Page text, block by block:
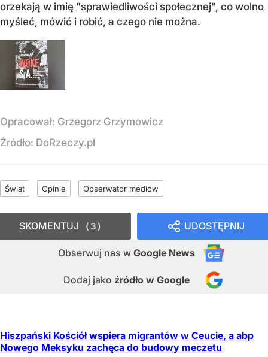
orzekają w imię "sprawiedliwości społecznej", co wolno
myśleć, mówić i robić, a czego nie można.
Opracował: Grzegorz Grzymowicz
Źródło: DoRzeczy.pl
Świat Opinie Obserwator mediów
UDOSTĘPNIJ
Obserwuj nas w Google News
Dodaj jako źródło w Google
SKOMENTUJ 3
Hiszpański Kościół wspiera migrantów w Ceucie, a abp
Nowego Meksyku zachęca do budowy meczetu